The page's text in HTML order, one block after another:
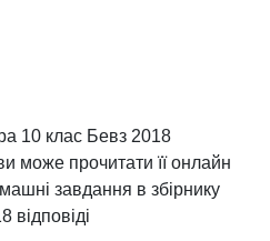
10 клас Бевз 2018
може прочитати її онлайн
завдання в збірнику
відповіді